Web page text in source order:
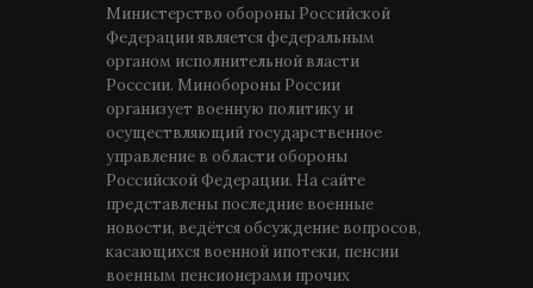
Министерство обороны Российской
Федерации является федеральным
органом исполнительной власти
Росссии. Минобороны России
организует военную политику и
осуществляющий государственное
управление в области обороны
Российской Федерации. На сайте
представлены последние военные
новости, ведётся обсуждение вопросов,
касающихся военной ипотеки, пенсии
военным пенсионерами прочих